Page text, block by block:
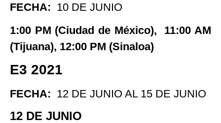
FECHA: 10 DE JUNIO
1:00 PM (Ciudad de México), 11:00 AM
(Tijuana), 12:00 PM (Sinaloa)
E3 2021
FECHA: 12 DE JUNIO AL 15 DE JUNIO
12 DE JUNIO